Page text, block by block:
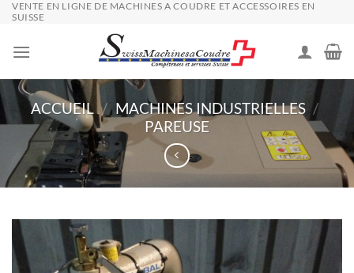
Passer
contenu
VENTE EN LIGNE DE MACHINES A COUDRE ET ACCESSOIRES EN
SUISSE
ACCUEIL / MACHINES INDUSTRIELLES /
PAREUSE